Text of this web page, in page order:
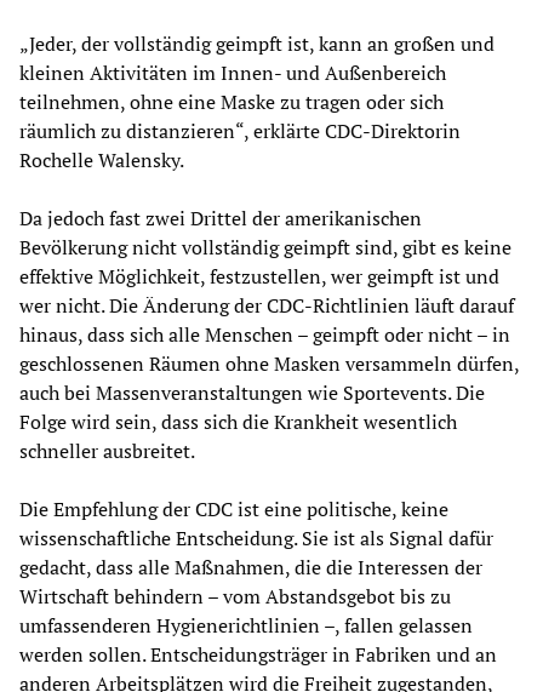
„Jeder, der vollständig geimpft ist, kann an großen und
kleinen Aktivitäten im Innen- und Außenbereich
teilnehmen, ohne eine Maske zu tragen oder sich
räumlich zu distanzieren“, erklärte CDC-Direktorin
Rochelle Walensky.
Da jedoch fast zwei Drittel der amerikanischen
Bevölkerung nicht vollständig geimpft sind, gibt es keine
effektive Möglichkeit, festzustellen, wer geimpft ist und
wer nicht. Die Änderung der CDC-Richtlinien läuft darauf
hinaus, dass sich alle Menschen – geimpft oder nicht – in
geschlossenen Räumen ohne Masken versammeln dürfen,
auch bei Massenveranstaltungen wie Sportevents. Die
Folge wird sein, dass sich die Krankheit wesentlich
schneller ausbreitet.
Die Empfehlung der CDC ist eine politische, keine
wissenschaftliche Entscheidung. Sie ist als Signal dafür
gedacht, dass alle Maßnahmen, die die Interessen der
Wirtschaft behindern – vom Abstandsgebot bis zu
umfassenderen Hygienerichtlinien –, fallen gelassen
werden sollen. Entscheidungsträger in Fabriken und an
anderen Arbeitsplätzen wird die Freiheit zugestanden,